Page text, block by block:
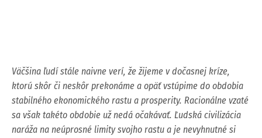
Väčšina ľudí stále naivne verí, že žijeme v dočasnej kríze,
ktorú skôr či neskôr prekonáme a opäť vstúpime do obdobia
stabilného ekonomického rastu a prosperity. Racionálne vzaté
sa však takéto obdobie už nedá očakávať. Ľudská civilizácia
naráža na neúprosné limity svojho rastu a je nevyhnutné si